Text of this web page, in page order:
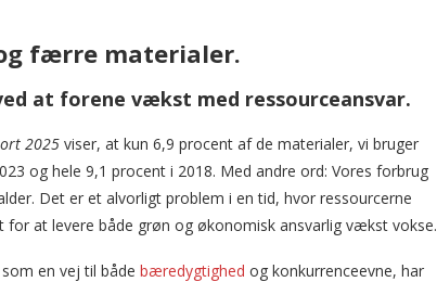
færre materialer.
at forene vækst med ressourceansvar.
2025 viser, at kun 6,9 procent af de materialer, vi bruger
og hele 9,1 procent i 2018. Med andre ord: Vores forbrug
Det er et alvorligt problem i en tid, hvor ressourcerne
at levere både grøn og økonomisk ansvarlig vækst vokse.
en vej til både bæredygtighed og konkurrenceevne, har